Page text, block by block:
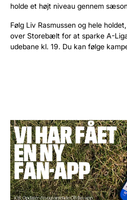
holde et højt niveau gennem
Følg Liv Rasmussen og hele
over Storebælt for at sparke A-
udebane kl. 19. Du kan følge